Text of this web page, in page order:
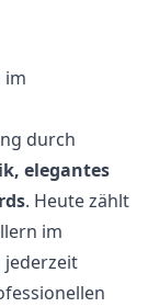
im
durch
elegantes
. Heute zählt
im
jederzeit